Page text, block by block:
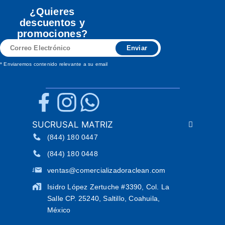
¿Quieres
descuentos y
promociones?
Correo
Electrónico
Enviar
* Enviaremos contenido relevante a su email
SUCRUSAL MATRIZ
(844) 180 0447
(844) 180 0448
ventas@comercializadoraclean.com
Isidro López Zertuche #3390, Col. La
Salle CP. 25240, Saltillo, Coahuila,
México